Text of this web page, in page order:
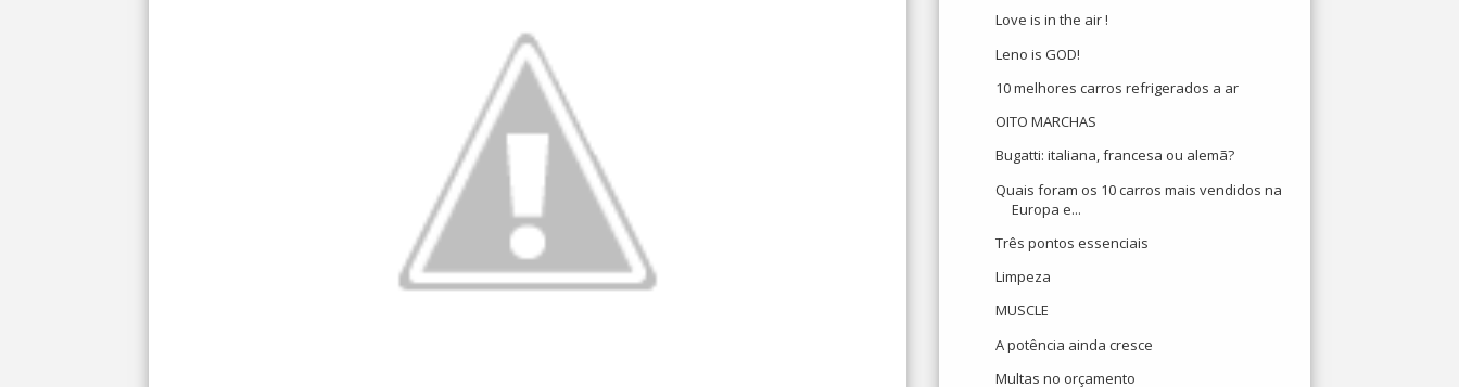
Love is in the air !
Leno is GOD!
10 melhores carros refrigerados a ar
OITO MARCHAS
Bugatti: italiana, francesa ou alemã?
Quais foram os 10 carros mais vendidos na
Europa e...
Três pontos essenciais
Limpeza
MUSCLE
A potência ainda cresce
Multas no orçamento